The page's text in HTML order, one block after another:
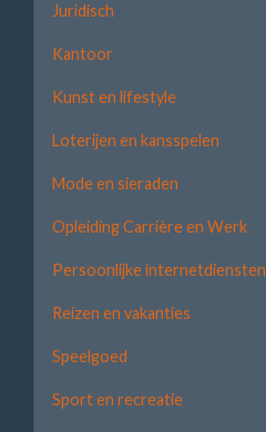
Juridisch
Kantoor
Kunst en lifestyle
Loterijen en kansspelen
Mode en sieraden
Opleiding Carrière en Werk
Persoonlijke internetdiensten
Reizen en vakanties
Speelgoed
Sport en recreatie